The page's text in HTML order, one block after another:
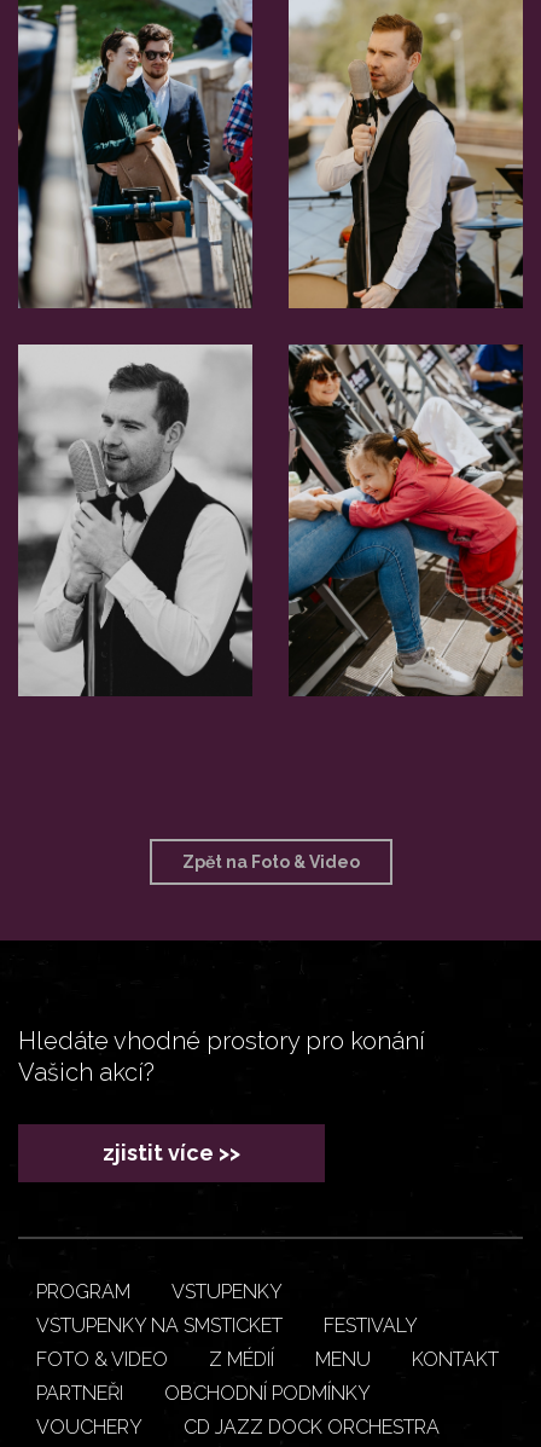
Zpět na Foto & Video
Hledáte vhodné prostory pro konání
Vašich akcí?
zjistit více >>
PROGRAM
VSTUPENKY
VSTUPENKY NA SMSTICKET
FESTIVALY
FOTO & VIDEO
Z MÉDIÍ MENU
KONTAKT
PARTNEŘI
OBCHODNÍ PODMÍNKY
VOUCHERY
CD JAZZ DOCK ORCHESTRA